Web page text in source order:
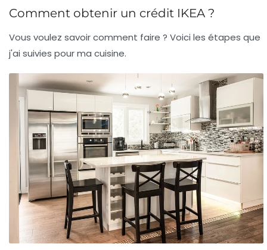
Comment obtenir un crédit IKEA ?
Vous voulez savoir comment faire ? Voici les étapes que
j'ai suivies pour ma cuisine.